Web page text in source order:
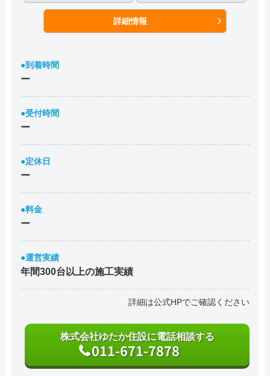
詳細情報
●到着時間
ー
●受付時間
ー
●定休日
ー
●料金
ー
●運営実績
年間300台以上の施工実績
詳細は公式HPでご確認ください
株式会社ゆたか住設に電話相談する
011-671-7878